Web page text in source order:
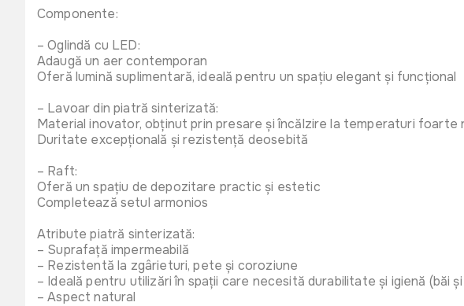
Componente:
– Oglindă cu LED:
Adaugă un aer contemporan
Oferă lumină suplimentară, ideală pentru un spațiu elegant și funcțional
– Lavoar din piatră sinterizată:
Material inovator, obținut prin presare și încălzire la temperaturi foarte
Duritate excepțională și rezistență deosebită
– Raft:
Oferă un spațiu de depozitare practic și estetic
Completează setul armonios
Atribute piatră sinterizată:
– Suprafață impermeabilă
– Rezistentă la zgârieturi, pete și coroziune
– Ideală pentru utilizări în spații care necesită durabilitate și igienă (băi
– Aspect natural